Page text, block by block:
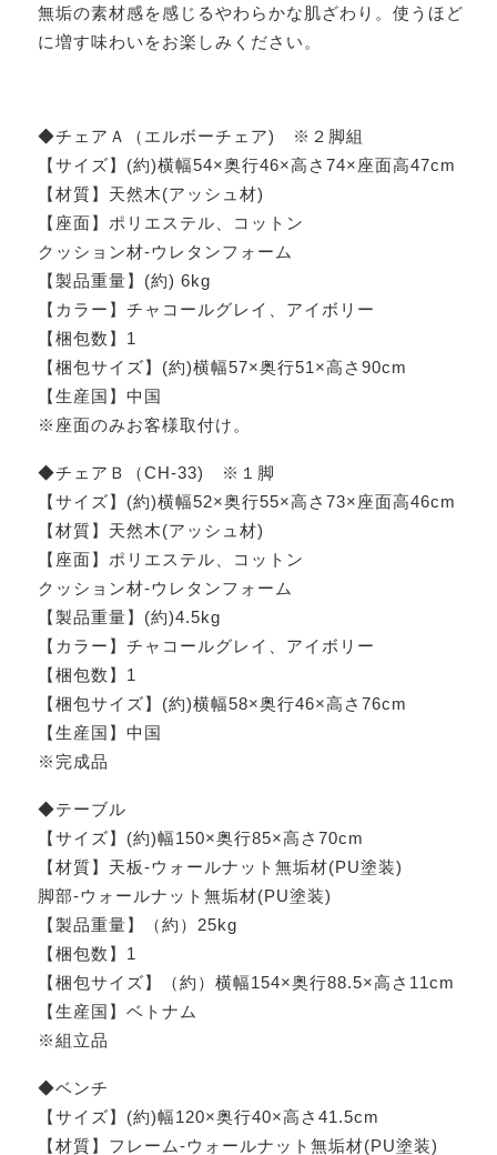
無垢の素材感を感じるやわらかな肌ざわり。使うほど
に増す味わいをお楽しみください。
◆チェアＡ（エルボーチェア) ※２脚組
【サイズ】(約)横幅54×奥行46×高さ74×座面高47cm
【材質】天然木(アッシュ材)
【座面】ポリエステル、コットン
クッション材‐ウレタンフォーム
【製品重量】(約) 6kg
【カラー】チャコールグレイ、アイボリー
【梱包数】1
【梱包サイズ】(約)横幅57×奥行51×高さ90cm
【生産国】中国
※座面のみお客様取付け。
◆チェアＢ（CH-33) ※１脚
【サイズ】(約)横幅52×奥行55×高さ73×座面高46cm
【材質】天然木(アッシュ材)
【座面】ポリエステル、コットン
クッション材‐ウレタンフォーム
【製品重量】(約)4.5kg
【カラー】チャコールグレイ、アイボリー
【梱包数】1
【梱包サイズ】(約)横幅58×奥行46×高さ76cm
【生産国】中国
※完成品
◆テーブル
【サイズ】(約)幅150×奥行85×高さ70cm
【材質】天板‐ウォールナット無垢材(PU塗装)
脚部‐ウォールナット無垢材(PU塗装)
【製品重量】（約）25kg
【梱包数】1
【梱包サイズ】（約）横幅154×奥行88.5×高さ11cm
【生産国】ベトナム
※組立品
◆ベンチ
【サイズ】(約)幅120×奥行40×高さ41.5cm
【材質】フレーム-ウォールナット無垢材(PU塗装)